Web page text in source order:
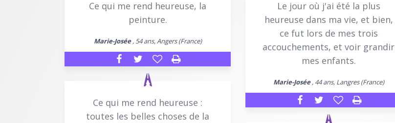
Ce qui me rend heureuse, la
peinture.
Marie-Josée, 54 ans, Angers (France)
Le jour où j'ai été la plus
heureuse dans ma vie, et bien,
ce fut lors de mes trois
accouchements, et voir grandir
mes enfants.
Marie-Josée, 44 ans, Langres (France)
Ce qui me rend heureuse :
toutes les belles choses de la